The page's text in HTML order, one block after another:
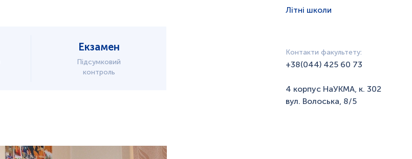
Екзамен
Підсумковий
контроль
Літні школи
Контакти факультету:
+38(044) 425 60 73
4 корпус НаУКМА, к. 302
вул. Волоська, 8/5